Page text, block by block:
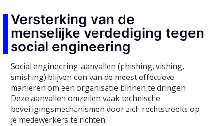
Versterking van de
menselijke verdediging tegen
social engineering
Social engineering-aanvallen (phishing, vishing,
smishing) blijven een van de meest effectieve
manieren om een organisatie binnen te dringen.
Deze aanvallen omzeilen vaak technische
beveiligingsmechanismen door zich rechtstreeks op
je medewerkers te richten.